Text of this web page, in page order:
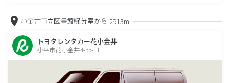
小金井市立図書館緑分室から 2913m
トヨタレンタカー花小金井
小平市花小金井4-33-11